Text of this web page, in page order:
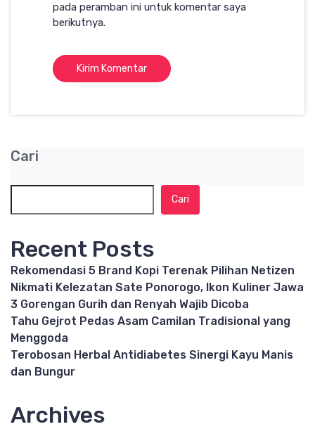
pada peramban ini untuk komentar saya
berikutnya.
Cari
Cari
Recent Posts
Rekomendasi 5 Brand Kopi Terenak Pilihan Netizen
Nikmati Kelezatan Sate Ponorogo, Ikon Kuliner Jawa
3 Gorengan Gurih dan Renyah Wajib Dicoba
Tahu Gejrot Pedas Asam Camilan Tradisional yang
Menggoda
Terobosan Herbal Antidiabetes Sinergi Kayu Manis
dan Bungur
Archives